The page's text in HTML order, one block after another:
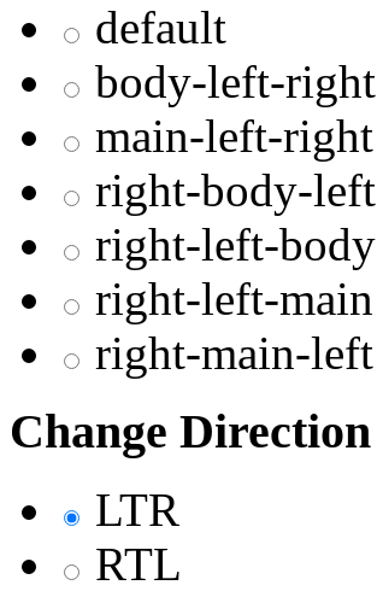
default
body-left-right
main-left-right
right-body-left
right-left-body
right-left-main
right-main-left
Change Direction
LTR
RTL